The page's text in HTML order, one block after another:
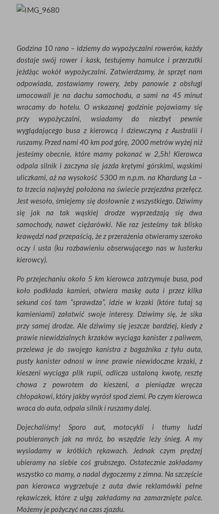
Godzina 10 rano – idziemy do wypożyczalni rowerów, każdy
dostaje swój rower i kask, testujemy hamulce i przerzutki
jeżdżąc wokół wypożyczalni. Zatwierdzamy, że sprzęt nam
odpowiada, zostawiamy rowery, żeby panowie z obsługi
umocowali je na dachu samochodu, a sami na 45 minut
wracamy do hotelu. O wskazanej godzinie pojawiamy się
przy wypożyczalni, wsiadamy do niezbyt pewnie
wyglądającego busa z kierowcą i dziewczyną z Australii i
ruszamy. Przed nami 40 km pod górę, 2000 metrów wyżej niż
jesteśmy obecnie, które mamy pokonać w 2,5h! Kierowca
odpala silnik i zaczyna się jazda krętymi górskimi, wąskimi
uliczkami, aż na wysokość 5300 m n.p.m. na Khardung La –
to trzecia najwyżej położona na świecie przejezdna przełęcz.
Jest wesoło, śmiejemy się dosłownie z wszystkiego. Dziwimy
się jak na tak wąskiej drodze wyprzedzają się dwa
samochody, nawet ciężarówki. Nie raz jesteśmy tak blisko
krawędzi nad przepaścią, że z przerażenia otwieramy szeroko
oczy i usta (ku rozbawieniu obserwującego nas w lusterku
kierowcy).
Po przejechaniu około 5 km kierowca zatrzymuje busa, pod
koło podkłada kamień, otwiera maskę auta i przez kilka
sekund coś tam “sprawdza”, idzie w krzaki (które tutaj są
kamieniami) załatwić swoje interesy. Dziwimy się, że sika
przy samej drodze. Ale dziwimy się jeszcze bardziej, kiedy z
prawie niewidzialnych krzaków wyciąga kanister z paliwem,
przelewa je do swojego kanistra z bagażnika z tyłu auta,
pusty kanister odnosi w inne prawie niewidoczne krzaki, z
kieszeni wyciąga plik rupii, odlicza ustaloną kwotę, resztę
chowa z powrotem do kieszeni, a pieniądze wręcza
chłopakowi, który jakby wyrósł spod ziemi. Po czym kierowca
wraca do auta, odpala silnik i ruszamy dalej.
Dojechaliśmy! Sporo aut, motocykli i tłumy ludzi
poubieranych jak na mróz, bo wszędzie leży śnieg. A my
wysiadamy w krótkich rękawach. Jednak czym prędzej
ubieramy na siebie coś grubszego. Ostatecznie zakładamy
wszystko co mamy, a nadal dygoczemy z zimna. Na szczęście
pan kierowca wygrzebuje z auta dwie reklamówki pełne
rękawiczek, które z ulgą zakładamy na zamarznięte palce.
Możemy je pożyczyć na czas zjazdu.